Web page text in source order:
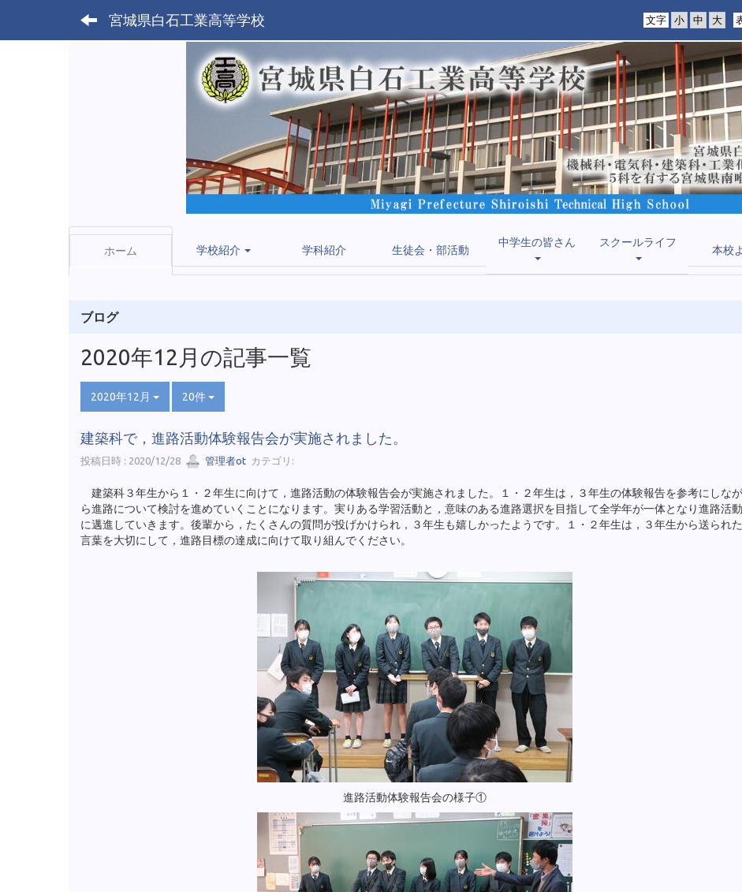
宮城県白石工業高等学校 文字
ホーム 学校紹介 学科紹介 生徒会・部活動
中学生の皆さん スクールライフ
本校
ブログ
2020年12月の記事一覧
2020年12月 20件
建築科で，進路活動体験報告会が実施されました。
投稿日時 : 2020/12/28 管理者ot カテゴリ:
建築科３年生から１・２年生に向けて，進路活動の体験報告会が実施されました。１・２年生は，３年生の体験報告を参考にしなが
ら進路について検討を進めていくことになります。実りある学習活動と，意味のある進路選択を目指して全学年が一体となり進路活動
に邁進していきます。後輩から，たくさんの質問が投げかけられ，３年生も嬉しかったようです。１・２年生は，３年生から送られた
言葉を大切にして，進路目標の達成に向けて取り組んでください。
進路活動体験報告会の様子①